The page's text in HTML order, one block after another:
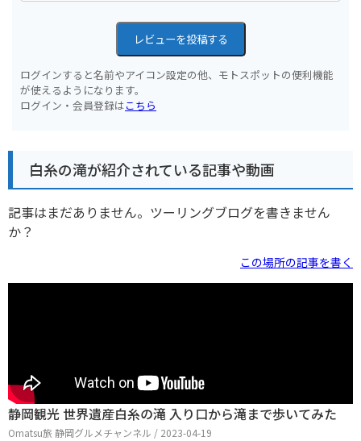
レビューを投稿する
ログインすると名前やアイコン設定の他、モトスポットの便利機能
が使えるようになります。
ログイン・会員登録はこちら
白糸の滝が紹介されている記事や動画
記事はまだありません。ツーリングブログを書きません
か？
この場所の記事を書く
静岡観光 世界遺産白糸の滝 入り口から滝まで歩いてみた
Omatsu旅 静岡グルメチャンネル / 2023-04-19